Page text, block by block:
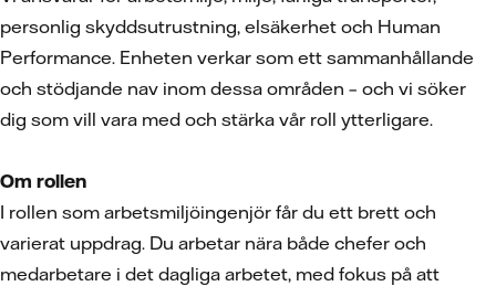
personlig skyddsutrustning, elsäkerhet och Human
Performance. Enheten verkar som ett sammanhållande
och stödjande nav inom dessa områden – och vi söker
dig som vill vara med och stärka vår roll ytterligare.
Om rollen
I rollen som arbetsmiljöingenjör får du ett brett och
varierat uppdrag. Du arbetar nära både chefer och
medarbetare i det dagliga arbetet, med fokus på att